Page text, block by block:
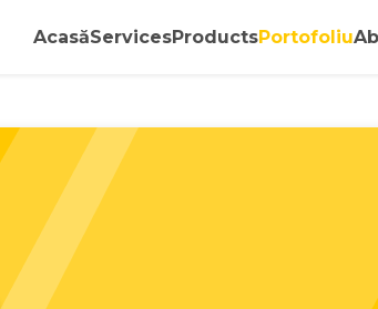
AcasăServicesProductsPortofoliu